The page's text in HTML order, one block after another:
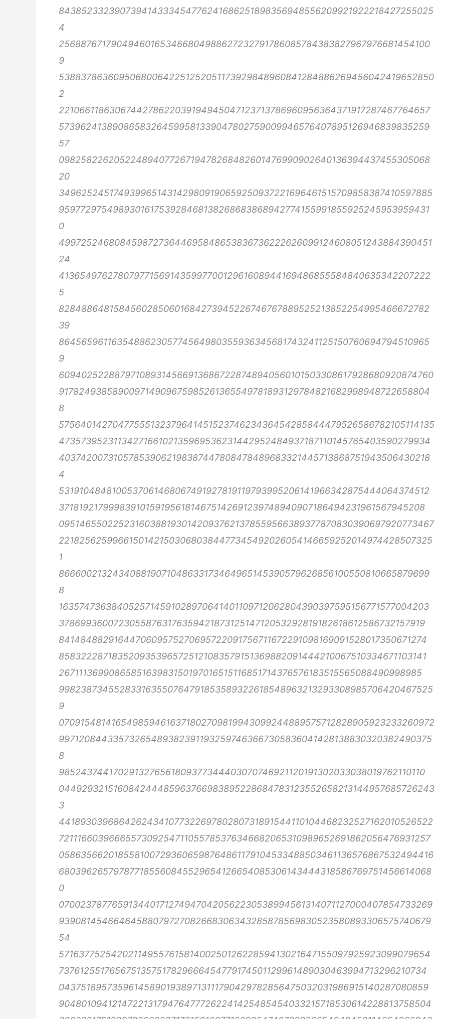
843852332390739414333454776241686251898356948556209921922218427255025
4
256887671790494601653466804988627232791786085784383827967976681454100
9
538837863609506800642251252051173929848960841284886269456042419652850
2
2210661186306744278622039194945047123713786960956364371917287467764657
57396241389086583264599581339047802759009946576407895126946839835259
57
09825822620522489407726719478268482601476990902640136394437455305068
20
3496252451749399651431429809190659250937221696461515709858387410597885
959772975498930161753928468138268683868942774155991855925245953959431
0
49972524680845987273644695848653836736222626099124608051243884390451
24
413654976278079771569143599770012961608944169486855584840635342207222
5
82848864815845602850601684273945226746767889525213852254995466672782
39
864565961163548862305774564980355936345681743241125150760694794510965
9
6094025228879710893145669136867228748940560101503308617928680920874760
917824938589009714909675985261365549781893129784821682998948722658804
8
5756401427047755513237964145152374623436454285844479526586782105114135
4735739523113427166102135969536231442952484937187110145765403590279934
403742007310578539062198387447808478489683321445713868751943506430218
4
5319104848100537061468067491927819119793995206141966342875444064374512
3718192179998391015919561814675142691239748940907186494231961567945208
0951465502252316038819301420937621378559566389377870830390697920773467
221825625996615014215030680384477345492026054146659252014974428507325
1
866600213243408819071048633173464965145390579626856100550810665879699
8
1635747363840525714591028970641401109712062804390397595156771577004203
3786993600723055876317635942187312514712053292819182618612586732157919
8414848829164470609575270695722091756711672291098169091528017350671274
8583222871835209353965725121083579151369882091444210067510334671103141
2671113699086585163983150197016515116851714376576183515565088490998985
998238734552833163550764791853589322618548963213293308985706420467525
9
0709154814165498594616371802709819943099244889575712828905923233260972
997120844335732654893823911932597463667305836041428138830320382490375
8
9852437441702913276561809377344403070746921120191302033038019762110110
044929321516084244485963766983895228684783123552658213144957685726243
3
4418930396864262434107732269780280731891544110104468232527162010526522
7211166039666557309254711055785376346682065310989652691862056476931257
0586356620185581007293606598764861179104533488503461136576867532494416
680396265797877185560845529654126654085306143444318586769751456614068
0
0700237877659134401712749470420562230538994561314071127000407854733269
93908145466464588079727082668306343285878569830523580893306575740679
54
5716377525420211495576158140025012622859413021647155097925923099079654
7376125517656751357517829666454779174501129961489030463994713296210734
0437518957359614589019389713111790429782856475032031986915140287080859
9048010941214722131794764777262241425485454033215718530614228813758504